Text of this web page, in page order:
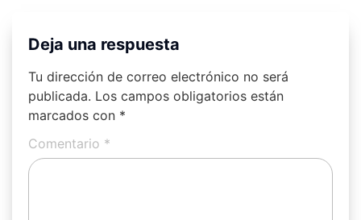
Deja una respuesta
Tu dirección de correo electrónico no será
publicada. Los campos obligatorios están
marcados con *
Comentario *